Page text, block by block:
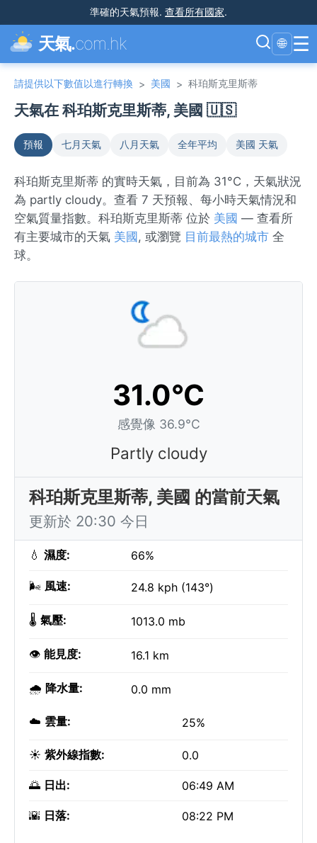
準確的天氣預報. 查看所有國家.
天氣.com.hk 🌐 ☰
請提供以下數值以進行轉換 > 美國 > 科珀斯克里斯蒂
天氣在 科珀斯克里斯蒂, 美國 🇺🇸
預報 七月天氣 八月天氣 全年平均 美國 天氣
科珀斯克里斯蒂 的實時天氣，目前為 31°C，天氣狀況
為 partly cloudy。查看 7 天預報、每小時天氣情況和
空氣質量指數。科珀斯克里斯蒂 位於 美國 — 查看所
有主要城市的天氣 美國 , 或瀏覽 目前最熱的城市 全
球。
31.0°C
感覺像 36.9°C
Partly cloudy
科珀斯克里斯蒂, 美國 的當前天氣
更新於 20:30 今日
💧 濕度: 66%
🌬️ 風速: 24.8 kph (143°)
🌡️ 氣壓: 1013.0 mb
👁️ 能見度: 16.1 km
🌧️ 降水量: 0.0 mm
☁️ 雲量: 25%
☀️ 紫外線指數: 0.0
🌅 日出: 06:49 AM
🌇 日落: 08:22 PM